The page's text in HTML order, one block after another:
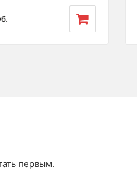
первым.